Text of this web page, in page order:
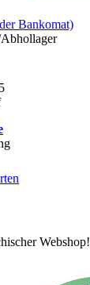
Bankomat)
Webshop!